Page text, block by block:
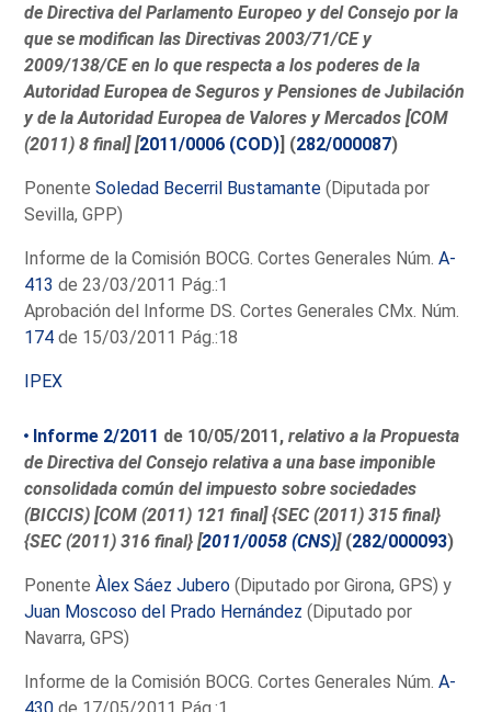
de Directiva del Parlamento Europeo y del Consejo por la
que se modifican las Directivas 2003/71/CE y
2009/138/CE en lo que respecta a los poderes de la
Autoridad Europea de Seguros y Pensiones de Jubilación
y de la Autoridad Europea de Valores y Mercados [COM
(2011) 8 final] [2011/0006 (COD)] (282/000087)
PonenteSoledad Becerril Bustamante (Diputada por
Sevilla, GPP)
Informe de la Comisión BOCG. Cortes Generales Núm.A-
413 de 23/03/2011 Pág.:1
Aprobación del Informe DS. Cortes Generales CMx. Núm.
174 de 15/03/2011 Pág.:18
IPEX
Informe 2/2011 de 10/05/2011,relativo a la Propuesta
de Directiva del Consejo relativa a una base imponible
consolidada común del impuesto sobre sociedades
(BICCIS) [COM (2011) 121 final] {SEC (2011) 315 final}
{SEC (2011) 316 final} [2011/0058 (CNS)] (282/000093)
PonenteÀlex Sáez Jubero (Diputado por Girona, GPS) y
Juan Moscoso del Prado Hernández (Diputado por
Navarra, GPS)
Informe de la Comisión BOCG. Cortes Generales Núm.A-
430 de 17/05/2011 Pág.:1